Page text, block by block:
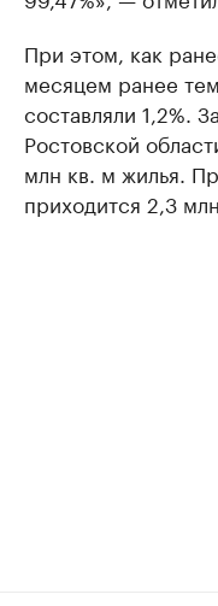
При этом, как
месяцем ранее
составляли 1,2%.
Ростовской
млн кв. м жилья.
приходится 2,3